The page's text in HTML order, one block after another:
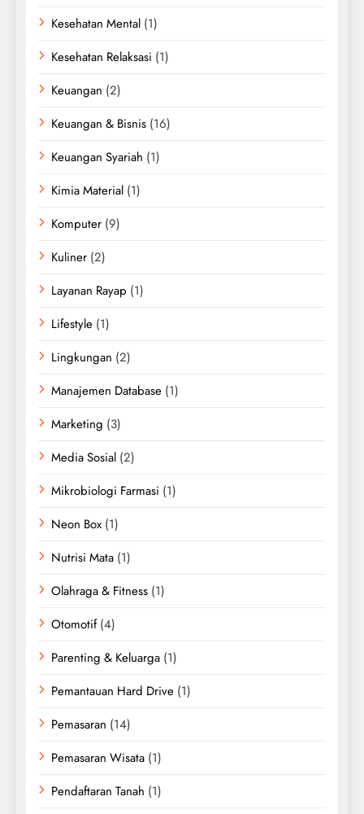
Kesehatan Mental (1)
Kesehatan Relaksasi (1)
Keuangan (2)
Keuangan & Bisnis (16)
Keuangan Syariah (1)
Kimia Material (1)
Komputer (9)
Kuliner (2)
Layanan Rayap (1)
Lifestyle (1)
Lingkungan (2)
Manajemen Database (1)
Marketing (3)
Media Sosial (2)
Mikrobiologi Farmasi (1)
Neon Box (1)
Nutrisi Mata (1)
Olahraga & Fitness (1)
Otomotif(4)
Parenting & Keluarga (1)
Pemantauan Hard Drive (1)
Pemasaran (14)
Pemasaran Wisata (1)
Pendaftaran Tanah (1)